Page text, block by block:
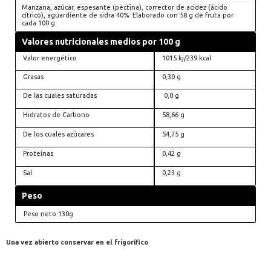
Manzana, azúcar, espesante (pectina), corrector de acidez (ácido
cítrico), aguardiente de sidra 40%. Elaborado con 58 g de fruta por
cada 100 g
Valores nutricionales medios por 100 g
Valor energético 1015 kj/239 kcal
Grasas 0,30 g
De las cuales saturadas 0,0 g
Hidratos de Carbono 58,66 g
De los cuales azúcares 54,75 g
Proteínas 0,42 g
Sal 0,23 g
Peso
Peso neto 130g
Una vez abierto conservar en el frigorífico